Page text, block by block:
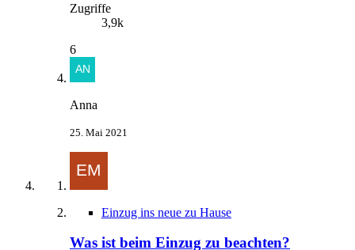
Zugriffe
3,9k
6
Anna
25. Mai 2021
Einzug ins neue zu Hause
Was ist beim Einzug zu beachten?